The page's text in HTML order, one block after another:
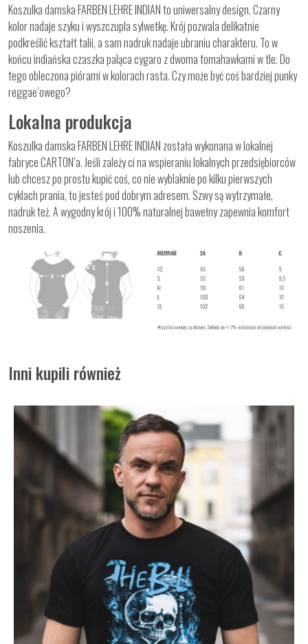
Koszulka damska FARBEN LEHRE INDIAN to uniwersalny design. Czarny
kolor nadaje szyku i wyszczupla sylwetkę. Krój pozwala delikatnie
podkreślić kształt talii, a sam nadruk nadaje ubraniu charakteru. To w
końcu indiańska czaszka paląca cygaro z dwoma tomahawkami w tle. Do
tego obleczona piórami w kolorach rasta. Czy może być coś bardziej punky
reggae’owego?
Lokalna produkcja
Koszulka damska FARBEN LEHRE INDIAN została wykonana w lokalnej
fabryce CARTON’a. Jeśli zależy ci na wspieraniu lokalnych przedsiębiorców
lub chcesz po prostu kupić coś, co nie wyblaknie po kilku pierwszych
cyklach prania, to jesteś pod dobrym adresem. Szwy są wytrzymałe,
nadruk też. A wygodny krój i 100% naturalnej bawełny zapewnia komfort
noszenia.
Inni kupili również